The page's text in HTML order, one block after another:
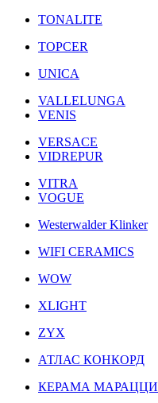
TONALITE
TOPCER
UNICA
VALLELUNGA
VENIS
VERSACE
VIDREPUR
VITRA
VOGUE
Westerwalder Klinker
WIFI CERAMICS
WOW
XLIGHT
ZYX
АТЛАС КОНКОРД
КЕРАМА МАРАЦЦИ